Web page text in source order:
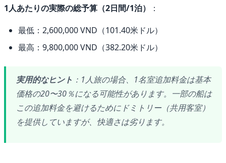
1人あたりの実際の総予算（2日間/1泊）
：
最低：2,600,000 VND（101.40米ドル）
最高：9,800,000 VND（382.20米ドル）
実用的なヒント ：1人旅の場合、1名室追加料金は基本
価格の20〜30％になる可能性があります。一部の船は
この追加料金を避けるためにドミトリー（共用客室）
を提供していますが、快適さは劣ります。